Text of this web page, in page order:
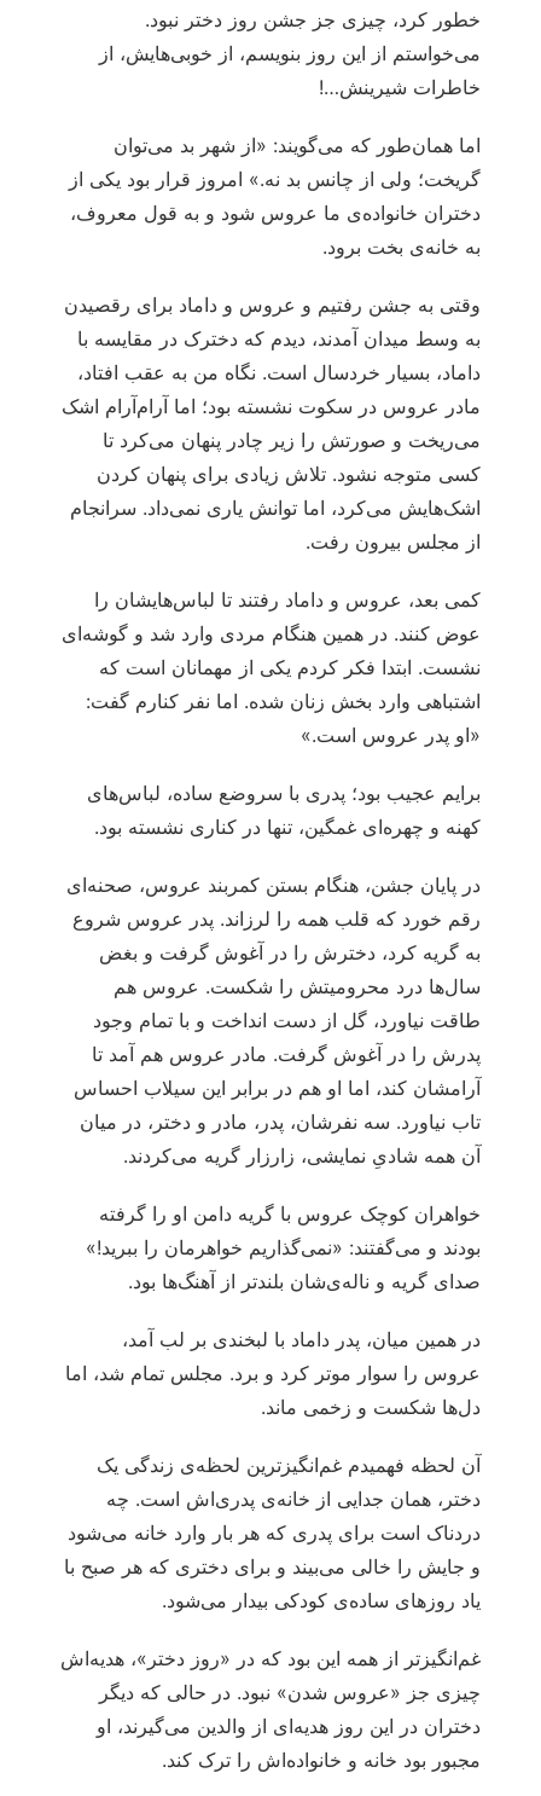
خطور کرد، چیزی جز جشن روز دختر نبود.
می‌خواستم از این روز بنویسم، از خوبی‌هایش، از
خاطرات شیرینش…!
اما همان‌طور که می‌گویند: «از شهر بد می‌توان
گریخت؛ ولی از چانس بد نه.» امروز قرار بود یکی از
دختران خانواده‌ی ما عروس شود و به قول معروف،
به خانه‌ی بخت برود.
وقتی به جشن رفتیم و عروس و داماد برای رقصیدن
به وسط میدان آمدند، دیدم که دخترک در مقایسه با
داماد، بسیار خردسال است. نگاه من به عقب افتاد،
مادر عروس در سکوت نشسته بود؛ اما آرام‌آرام اشک
می‌ریخت و صورتش را زیر چادر پنهان می‌کرد تا
کسی متوجه نشود. تلاش زیادی برای پنهان کردن
اشک‌هایش می‌کرد، اما توانش یاری نمی‌داد. سرانجام
از مجلس بیرون رفت.
کمی بعد، عروس و داماد رفتند تا لباس‌هایشان را
عوض کنند. در همین هنگام مردی وارد شد و گوشه‌ای
نشست. ابتدا فکر کردم یکی از مهمانان است که
اشتباهی وارد بخش زنان شده. اما نفر کنارم گفت:
«او پدر عروس است.»
برایم عجیب بود؛ پدری با سروضع ساده، لباس‌های
کهنه و چهره‌ای غمگین، تنها در کناری نشسته بود.
در پایان جشن، هنگام بستن کمربند عروس، صحنه‌ای
رقم خورد که قلب همه را لرزاند. پدر عروس شروع
به گریه کرد، دخترش را در آغوش گرفت و بغض
سال‌ها درد محرومیتش را شکست. عروس هم
طاقت نیاورد، گل از دست انداخت و با تمام وجود
پدرش را در آغوش گرفت. مادر عروس هم آمد تا
آرامشان کند، اما او هم در برابر این سیلاب احساس
تاب نیاورد. سه نفرشان، پدر، مادر و دختر، در میان
آن همه شادیِ نمایشی، زارزار گریه می‌کردند.
خواهران کوچک عروس با گریه دامن او را گرفته
بودند و می‌گفتند: «نمی‌گذاریم خواهرمان را ببرید!»
صدای گریه و ناله‌ی‌شان بلندتر از آهنگ‌ها بود.
در همین میان، پدر داماد با لبخندی بر لب آمد،
عروس را سوار موتر کرد و برد. مجلس تمام شد، اما
دل‌ها شکست و زخمی ماند.
آن لحظه فهمیدم غم‌انگیزترین لحظه‌ی زندگی یک
دختر، همان جدایی از خانه‌ی پدری‌اش است. چه
دردناک است برای پدری که هر بار وارد خانه می‌شود
و جایش را خالی می‌بیند و برای دختری که هر صبح با
یاد روزهای ساده‌ی کودکی بیدار می‌شود.
غم‌انگیزتر از همه این بود که در «روز دختر»، هدیه‌اش
چیزی جز «عروس شدن» نبود. در حالی که دیگر
دختران در این روز هدیه‌ای از والدین می‌گیرند، او
مجبور بود خانه و خانواده‌اش را ترک کند.